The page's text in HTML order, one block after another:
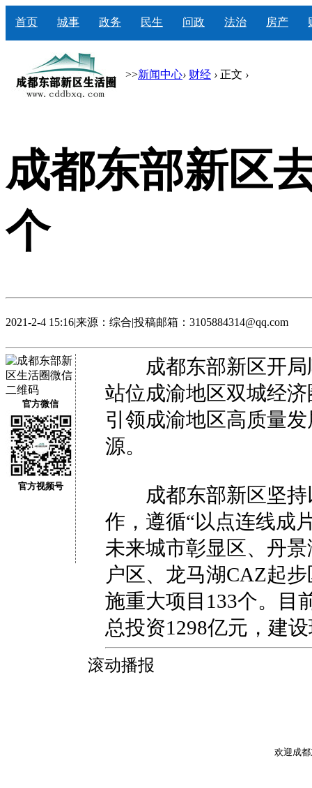
首页 城事 政务 民生 问政 法治 房产
>>新闻中心› 财经 › 正文 ›
成都东部新区
个
2021-2-4 15:16|来源：综合|投稿邮箱：3105884314@qq.com
官方微信
官方视频号
成都东部新区开局
站位成渝地区双城经
引领成渝地区高质量
源。
成都东部新区坚持
作，遵循“以点连线成
未来城市彰显区、丹
户区、龙马湖CAZ起
施重大项目133个。目
总投资1298亿元，建
滚动播报
欢迎成